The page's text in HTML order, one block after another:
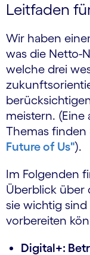
Leitfaden
Wir haben
was die Netto-
welche drei
meistern.
Themas finden
Future of Us").
Im Folgenden
Überblick über
sie wichtig
vorbereiten
Digital+: